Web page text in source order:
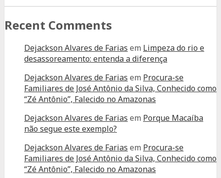
Recent Comments
Dejackson Alvares de Farias em Limpeza do rio e
desassoreamento: entenda a diferença
Dejackson Alvares de Farias em Procura-se
Familiares de José Antônio da Silva, Conhecido como
“Zé Antônio”, Falecido no Amazonas
Dejackson Alvares de Farias em Porque Macaíba
não segue este exemplo?
Dejackson Alvares de Farias em Procura-se
Familiares de José Antônio da Silva, Conhecido como
“Zé Antônio”, Falecido no Amazonas